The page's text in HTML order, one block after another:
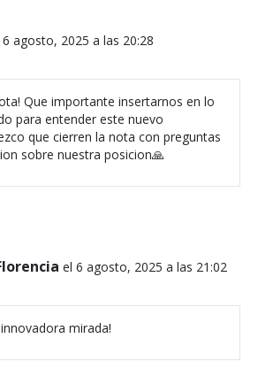
6 agosto, 2025 a las 20:28
Que importante insertarnos en lo
para entender este nuevo
que cierren la nota con preguntas
sobre nuestra posicion🙏
el 6 agosto, 2025 a las 21:02
mirada!